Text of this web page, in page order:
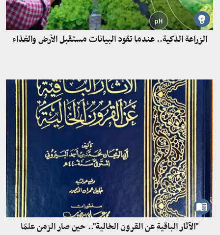
الزراعة الذكية.. عندما تقود البيانات مستقبل الأرض والغذاء
"الآثار الباقية عن القرون الخالية".. حين صار الزمن علمًا